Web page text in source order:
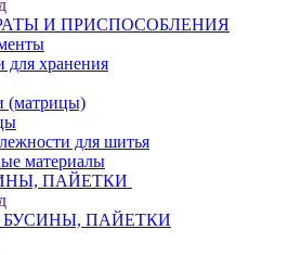
И ПРИСПОСОБЛЕНИЯ
для хранения
(матрицы)
для шитья
материалы
ПАЙЕТКИ
БУСИНЫ, ПАЙЕТКИ